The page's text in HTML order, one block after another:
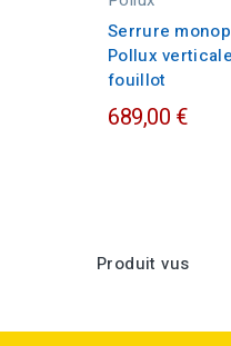
Serrure
Pollux verticale
fouillot
689,00 €
Produit vus